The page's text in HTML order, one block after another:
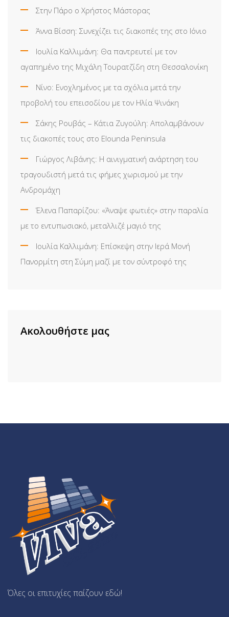
Στην Πάρο ο Χρήστος Μάστορας
Άννα Βίσση: Συνεχίζει τις διακοπές της στο Ιόνιο
Ιουλία Καλλιμάνη: Θα παντρευτεί με τον
αγαπημένο της Μιχάλη Τουρατζίδη στη Θεσσαλονίκη
Νίνο: Ενοχλημένος με τα σχόλια μετά την
προβολή του επεισοδίου με τον Ηλία Ψινάκη
Σάκης Ρουβάς – Κάτια Ζυγούλη: Απολαμβάνουν
τις διακοπές τους στο Elounda Peninsula
Γιώργος Λιβάνης: Η αινιγματική ανάρτηση του
τραγουδιστή μετά τις φήμες χωρισμού με την
Ανδρομάχη
Έλενα Παπαρίζου: «Άναψε φωτιές» στην παραλία
με το εντυπωσιακό, μεταλλιζέ μαγιό της
Ιουλία Καλλιμάνη: Επίσκεψη στην Ιερά Μονή
Πανορμίτη στη Σύμη μαζί με τον σύντροφό της
Ακολουθήστε μας
Όλες οι επιτυχίες παίζουν εδώ!